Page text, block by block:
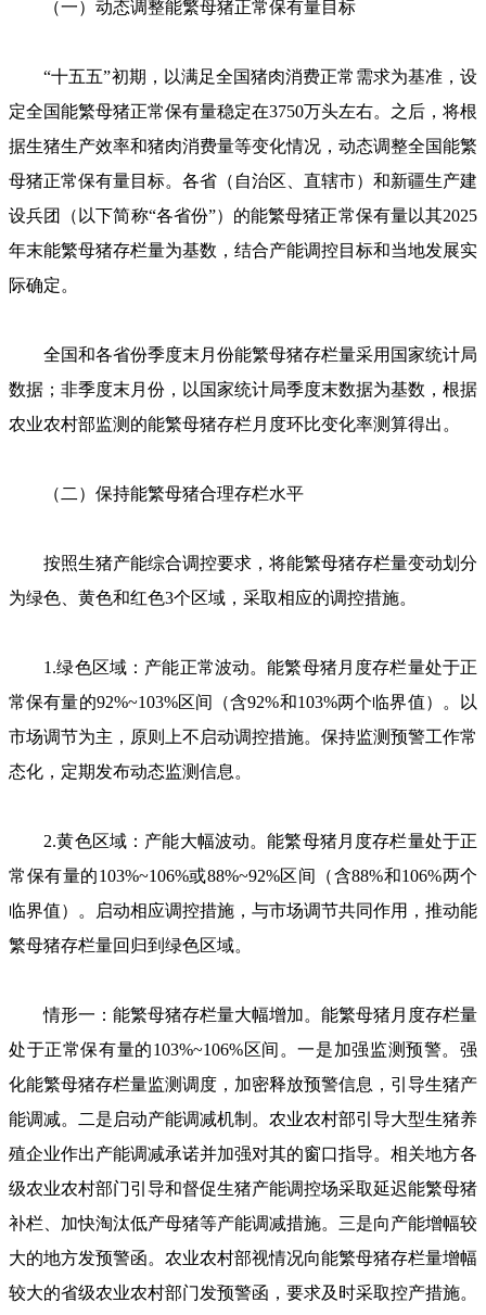
（一）动态调整能繁母猪正常保有量目标
“十五五”初期，以满足全国猪肉消费正常需求为基准，设
定全国能繁母猪正常保有量稳定在3750万头左右。之后，将根
据生猪生产效率和猪肉消费量等变化情况，动态调整全国能繁
母猪正常保有量目标。各省（自治区、直辖市）和新疆生产建
设兵团（以下简称“各省份”）的能繁母猪正常保有量以其2025
年末能繁母猪存栏量为基数，结合产能调控目标和当地发展实
际确定。
全国和各省份季度末月份能繁母猪存栏量采用国家统计局
数据；非季度末月份，以国家统计局季度末数据为基数，根据
农业农村部监测的能繁母猪存栏月度环比变化率测算得出。
（二）保持能繁母猪合理存栏水平
按照生猪产能综合调控要求，将能繁母猪存栏量变动划分
为绿色、黄色和红色3个区域，采取相应的调控措施。
1.绿色区域：产能正常波动。能繁母猪月度存栏量处于正
常保有量的92%~103%区间（含92%和103%两个临界值）。以
市场调节为主，原则上不启动调控措施。保持监测预警工作常
态化，定期发布动态监测信息。
2.黄色区域：产能大幅波动。能繁母猪月度存栏量处于正
常保有量的103%~106%或88%~92%区间（含88%和106%两个
临界值）。启动相应调控措施，与市场调节共同作用，推动能
繁母猪存栏量回归到绿色区域。
情形一：能繁母猪存栏量大幅增加。能繁母猪月度存栏量
处于正常保有量的103%~106%区间。一是加强监测预警。强
化能繁母猪存栏量监测调度，加密释放预警信息，引导生猪产
能调减。二是启动产能调减机制。农业农村部引导大型生猪养
殖企业作出产能调减承诺并加强对其的窗口指导。相关地方各
级农业农村部门引导和督促生猪产能调控场采取延迟能繁母猪
补栏、加快淘汰低产母猪等产能调减措施。三是向产能增幅较
大的地方发预警函。农业农村部视情况向能繁母猪存栏量增幅
较大的省级农业农村部门发预警函，要求及时采取控产措施。